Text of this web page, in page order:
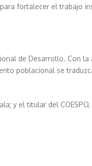
fortalecer el trabajo
de Desarrollo. Con la
poblacional se
y el titular del COESPO,